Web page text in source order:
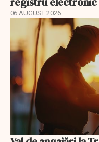
06 AUGUST 2026